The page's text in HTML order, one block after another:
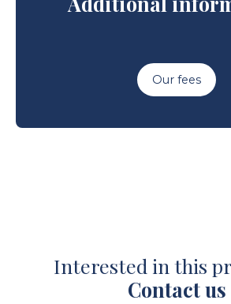
Our fees
Interested in this
Contact us